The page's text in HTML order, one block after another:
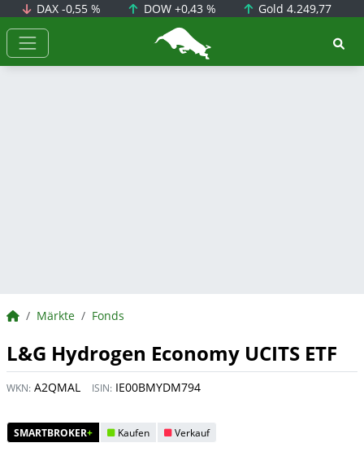
DAX-0,55 % DOW +0,43 % Gold4.249,77
BörsenNEWS.de
BörsenNEWS.de
Märkte Fonds
L&G Hydrogen Economy UCITS ETF
WKN: A2QMAL ISIN: IE00BMYDM794
SMARTBROKER+ Kaufen Verkauf